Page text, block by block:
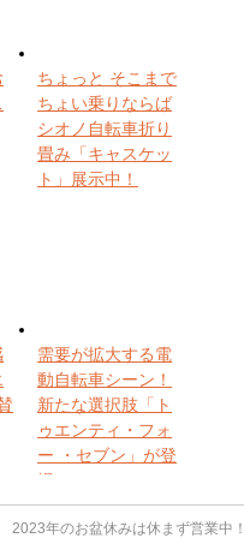
ちょっと そこまで
ちょい乗りならば
シオノ自転車折り
畳み「キャスケッ
ト」展示中！
需要が拡大する電
動自転車シーン！
新たな選択肢「ト
ゥエンティ・フォ
ー ・セブン」が登
場！
2023年のお盆休みは休まず営業中！